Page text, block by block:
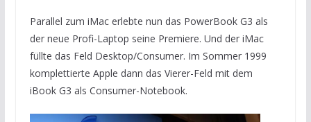
Parallel zum iMac erlebte nun das PowerBook G3 als
der neue Profi-Laptop seine Premiere. Und der iMac
füllte das Feld Desktop/Consumer. Im Sommer 1999
komplettierte Apple dann das Vierer-Feld mit dem
iBook G3 als Consumer-Notebook.